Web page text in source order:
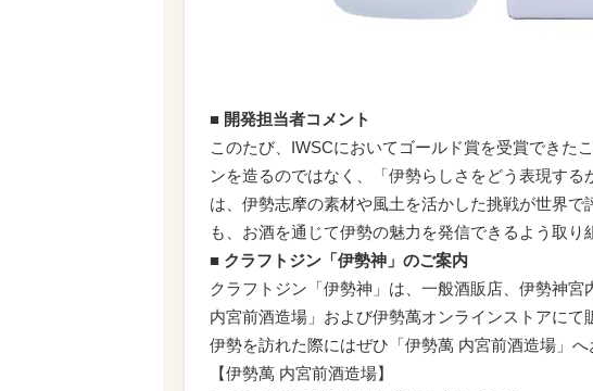
■ 開発担当者コメント
このたび、IWSCにおいてゴールド賞を受賞できた
ンを造るのではなく、「伊勢らしさをどう表現す
は、伊勢志摩の素材や風土を活かした挑戦が世界
も、お酒を通じて伊勢の魅力を発信できるよう取り
■ クラフトジン「伊勢神」のご案内
クラフトジン「伊勢神」は、一般酒販店、伊勢神
内宮前酒造場」および伊勢萬オンラインストアにて
伊勢を訪れた際にはぜひ「伊勢萬 内宮前酒造場」へ
【伊勢萬 内宮前酒造場】